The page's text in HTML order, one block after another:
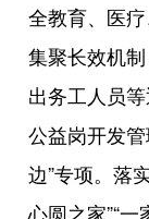
全教育、医
集聚长效机
出务工人员
公益岗开发
边”专项。落
心圆之家”“